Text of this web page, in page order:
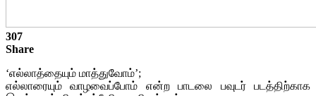
307
Share
‘எல்லாத்தையும் மாத்துவோம்’;
எல்லாரையும் வாழவைப்போம் என்ற பாடலை பவுடர் படத்திற்காக